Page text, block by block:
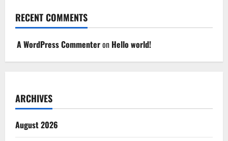
RECENT COMMENTS
A WordPress Commenteron Hello world!
ARCHIVES
August 2026